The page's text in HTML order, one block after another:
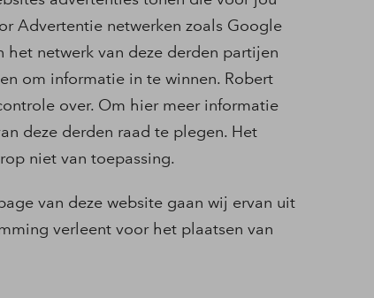
Advertentie netwerken zoals Google
netwerk van deze derden partijen
om informatie in te winnen. Robert
over. Om hier meer informatie
deze derden raad te plegen. Het
niet van toepassing.
van deze website gaan wij ervan uit
verleent voor het plaatsen van